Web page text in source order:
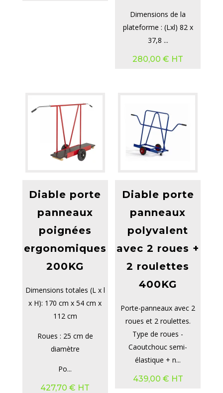
Dimensions de la
plateforme : (Lxl) 82 x
37,8 ...
280,00€ HT
Diable porte
panneaux
poignées
ergonomiques
200KG
Dimensions totales (L x l
x H): 170 cm x 54 cm x
112 cm
Roues : 25 cm de
diamètre
Po...
427,70€ HT
Diable porte
panneaux
polyvalent
avec 2 roues +
2 roulettes
400KG
Porte-panneaux avec 2
roues et 2 roulettes.
Type de roues -
Caoutchouc semi-
élastique + n...
439,00 € HT